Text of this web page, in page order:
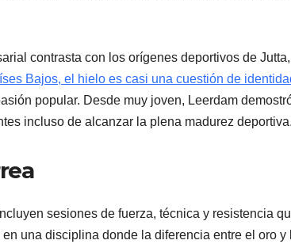
contrasta con los orígenes deportivos de
Bajos, el hielo es casi una cuestión de
popular. Desde muy joven, Leerdam
incluso de alcanzar la plena madurez deportiva.
sesiones de fuerza, técnica y resistencia
en una disciplina donde la diferencia entre el oro y